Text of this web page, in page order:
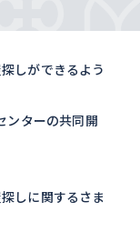
しができるよう
ンターの共同開
しに関するさま